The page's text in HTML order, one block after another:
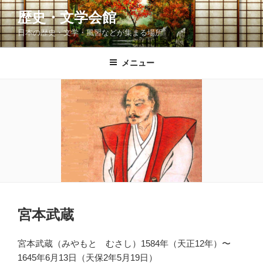
コ
ン
テ
ン
歴史・文学会館
日本の歴史・文学・風習などが集まる場所
メニュー
宮本武蔵
宮本武蔵（みやもと むさし）1584年（天正12年）〜
1645年6月13日（天保2年5月19日）